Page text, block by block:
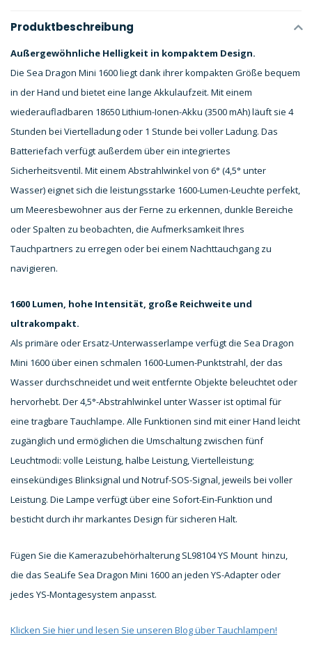
Produktbeschreibung
Außergewöhnliche Helligkeit in kompaktem Design.
Die Sea Dragon Mini 1600 liegt dank ihrer kompakten Größe bequem
in der Hand und bietet eine lange Akkulaufzeit. Mit einem
wiederaufladbaren 18650 Lithium-Ionen-Akku (3500 mAh) läuft sie 4
Stunden bei Viertelladung oder 1 Stunde bei voller Ladung. Das
Batteriefach verfügt außerdem über ein integriertes
Sicherheitsventil. Mit einem Abstrahlwinkel von 6° (4,5° unter
Wasser) eignet sich die leistungsstarke 1600-Lumen-Leuchte perfekt,
um Meeresbewohner aus der Ferne zu erkennen, dunkle Bereiche
oder Spalten zu beobachten, die Aufmerksamkeit Ihres
Tauchpartners zu erregen oder bei einem Nachttauchgang zu
navigieren.
1600 Lumen, hohe Intensität, große Reichweite und
ultrakompakt.
Als primäre oder Ersatz-Unterwasserlampe verfügt die Sea Dragon
Mini 1600 über einen schmalen 1600-Lumen-Punktstrahl, der das
Wasser durchschneidet und weit entfernte Objekte beleuchtet oder
hervorhebt. Der 4,5°-Abstrahlwinkel unter Wasser ist optimal für
eine tragbare Tauchlampe. Alle Funktionen sind mit einer Hand leicht
zugänglich und ermöglichen die Umschaltung zwischen fünf
Leuchtmodi: volle Leistung, halbe Leistung, Viertelleistung;
einsekündiges Blinksignal und Notruf-SOS-Signal, jeweils bei voller
Leistung. Die Lampe verfügt über eine Sofort-Ein-Funktion und
besticht durch ihr markantes Design für sicheren Halt.
Fügen Sie die Kamerazubehörhalterung SL98104 YS Mount hinzu,
die das SeaLife Sea Dragon Mini 1600 an jeden YS-Adapter oder
jedes YS-Montagesystem anpasst.
Klicken Sie hier und lesen Sie unseren Blog über Tauchlampen!